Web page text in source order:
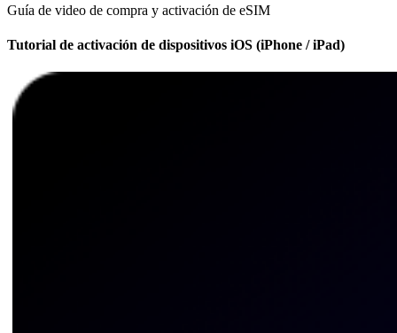
Guía de video de compra y activación de eSIM
Tutorial de activación de dispositivos iOS (iPhone / iPad)